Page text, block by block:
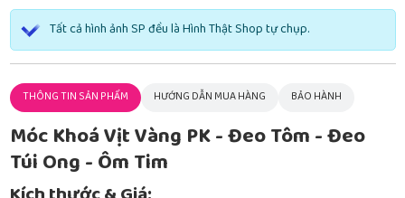
Tất cả hình ảnh SP đều là Hình Thật Shop tự chụp.
THÔNG TIN SẢN PHẨM HƯỚNG DẪN MUA HÀNG BẢO HÀNH
Móc Khoá Vịt Vàng PK - Đeo Tôm - Đeo
Túi Ong - Ôm Tim